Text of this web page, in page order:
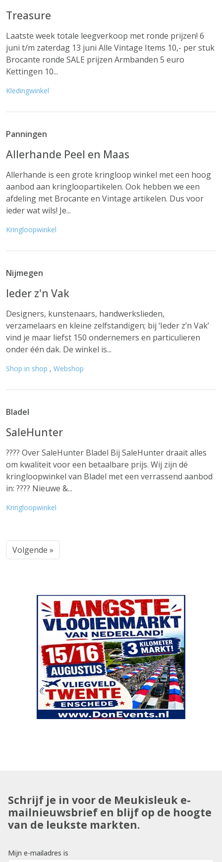
Treasure
Laatste week totale leegverkoop met ronde prijzen! 6
juni t/m zaterdag 13 juni Alle Vintage Items 10,- per stuk
Brocante ronde SALE prijzen Armbanden 5 euro
Kettingen 10...
Kledingwinkel
Panningen
Allerhande Peel en Maas
Allerhande is een grote kringloop winkel met een hoog
aanbod aan kringloopartikelen. Ook hebben we een
afdeling met Brocante en Vintage artikelen. Dus voor
ieder wat wils! Je...
Kringloopwinkel
Nijmegen
Ieder z'n Vak
Designers, kunstenaars, handwerkslieden,
verzamelaars en kleine zelfstandigen; bij ‘Ieder z’n Vak’
vind je maar liefst 150 ondernemers en particulieren
onder één dak. De winkel is...
Shop in shop , Webshop
Bladel
SaleHunter
???? Over SaleHunter Bladel Bij SaleHunter draait alles
om kwaliteit voor een betaalbare prijs. Wij zijn dé
kringloopwinkel van Bladel met een verrassend aanbod
in: ???? Nieuwe &...
Kringloopwinkel
Volgende »
Schrijf je in voor de Meukisleuk e-
mailnieuwsbrief en blijf op de hoogte
van de leukste markten.
Mijn e-mailadres is